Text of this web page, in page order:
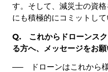
す。そして、減災士の資
にも積極的にコミットして
Q. これからドローンス
る方へ、メッセージをお願
── ドローンはこれから